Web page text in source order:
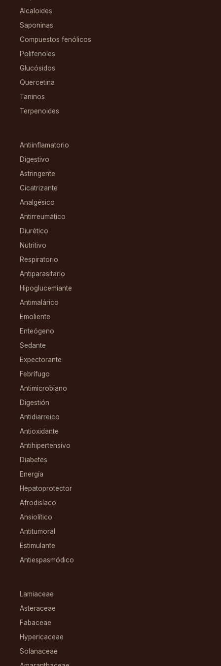
Alcaloides
Saponinas
Compuestos fenólicos
Polifenoles
Glucósidos
Quercetina
Taninos
Terpenoides
Antiinflamatorio
Digestivo
Astringente
Cicatrizante
Analgésico
Antirreumático
Diurético
Nutritivo
Respiratorio
Antiparasitario
Hipoglucemiante
Antimalárico
Emoliente
Enteógeno
Sedante
Expectorante
Febrífugo
Antimicrobiano
Digestión
Antidiarreico
Antioxidante
Antihipertensivo
Diabetes
Energía
Hepatoprotector
Afrodisíaco
Ansiolítico
Antitumoral
Estimulante
Antiespasmódico
Lamiaceae
Asteraceae
Fabaceae
Hypericaceae
Solanaceae